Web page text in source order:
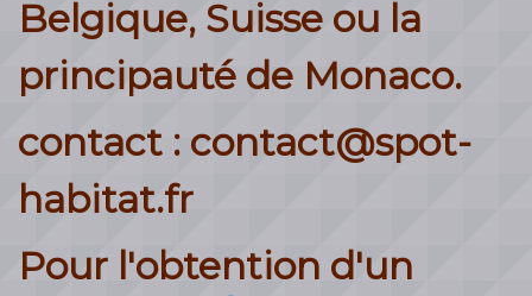
Belgique, Suisse ou la
principauté de Monaco.
contact : contact@spot-
habitat.fr
Pour l'obtention d'un